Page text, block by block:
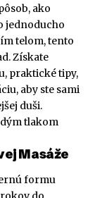
ako
jednoducho
telom, tento
Získate
praktické tipy,
aby ste sami
duši.
tlakom
Masáže
formu